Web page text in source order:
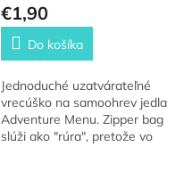
€1,90
Do košíka
Jednoduché uzatvárateľné
vrecúško na samoohrev jedla
Adventure Menu. Zipper bag
slúži ako "rúra", pretože vo